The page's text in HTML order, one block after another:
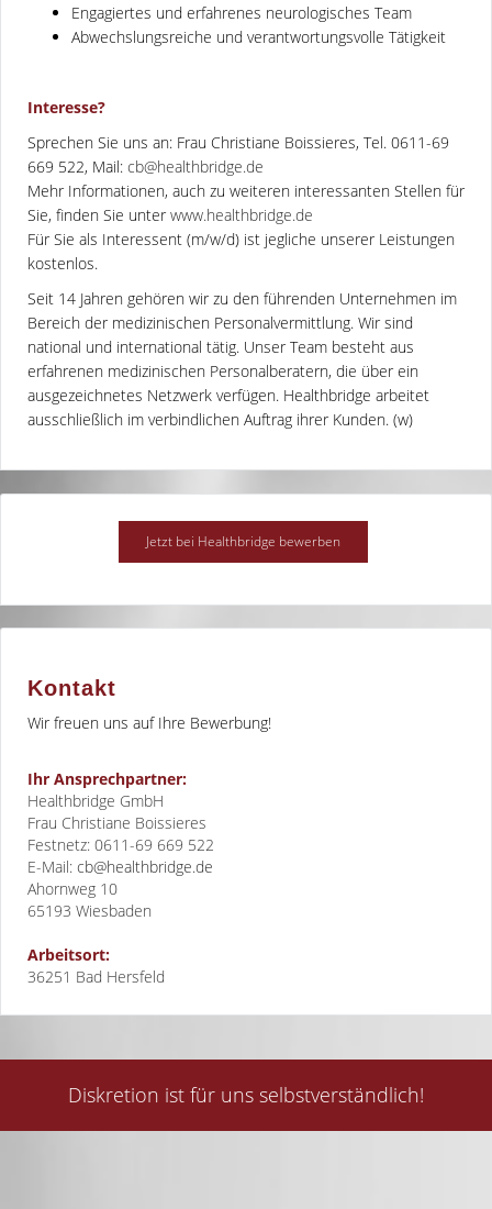
Engagiertes und erfahrenes neurologisches Team
Abwechslungsreiche und verantwortungsvolle Tätigkeit
Interesse?
Sprechen Sie uns an: Frau Christiane Boissieres, Tel. 0611-69
669 522, Mail: cb@healthbridge.de
Mehr Informationen, auch zu weiteren interessanten Stellen für
Sie, finden Sie unter www.healthbridge.de
Für Sie als Interessent (m/w/d) ist jegliche unserer Leistungen
kostenlos.
Seit 14 Jahren gehören wir zu den führenden Unternehmen im
Bereich der medizinischen Personalvermittlung. Wir sind
national und international tätig. Unser Team besteht aus
erfahrenen medizinischen Personalberatern, die über ein
ausgezeichnetes Netzwerk verfügen. Healthbridge arbeitet
ausschließlich im verbindlichen Auftrag ihrer Kunden. (w)
Kontakt
Wir freuen uns auf Ihre Bewerbung!
Ihr Ansprechpartner:
Healthbridge GmbH
Frau Christiane Boissieres
Festnetz: 0611-69 669 522
E-Mail: cb@healthbridge.de
Ahornweg 10
65193 Wiesbaden
Arbeitsort:
36251 Bad Hersfeld
Diskretion ist für uns selbstverständlich!